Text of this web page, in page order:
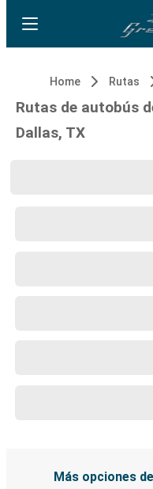
Home Rutas
Rutas de autobús
Dallas, TX
Más opciones